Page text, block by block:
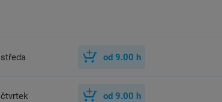
středa od 9.00 h
čtvrtek od 9.00 h